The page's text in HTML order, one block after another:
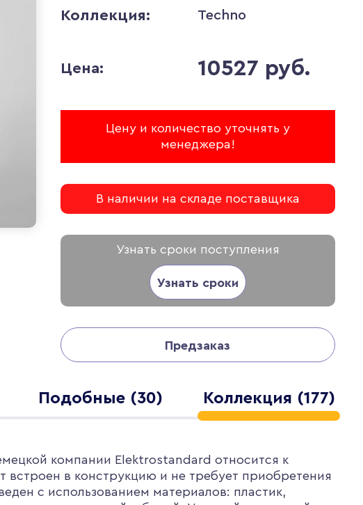
Коллекция: Techno
Цена: 10527 руб.
Цену и количество уточнять у
менеджера!
В наличии на складе поставщика
Узнать сроки поступления
Узнать сроки
Предзаказ
Подобные (30) Коллекция (177)
компании Elektrostandard относится к
встроен в конструкцию и не требует приобретения
с использованием материалов: пластик,